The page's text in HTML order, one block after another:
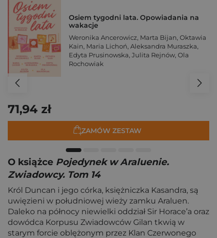
Osiem tygodni lata. Opowiadania na
wakacje
Weronika Ancerowicz, Marta Bijan, Oktawia
Kain, Maria Lichoń, Aleksandra Muraszka,
Edyta Prusinowska, Julita Rejnów, Ola
Rochowiak
71,94 zł
ZAMÓW ZESTAW
O książce Pojedynek w Araluenie.
Zwiadowcy. Tom 14
Król Duncan i jego córka, księżniczka Kasandra, są
uwięzieni w południowej wieży zamku Araluen.
Daleko na północy niewielki oddział Sir Horace’a oraz
dowódca Korpusu Zwiadowców Gilan tkwią w
starym forcie oblężonym przez Klan Czerwonego